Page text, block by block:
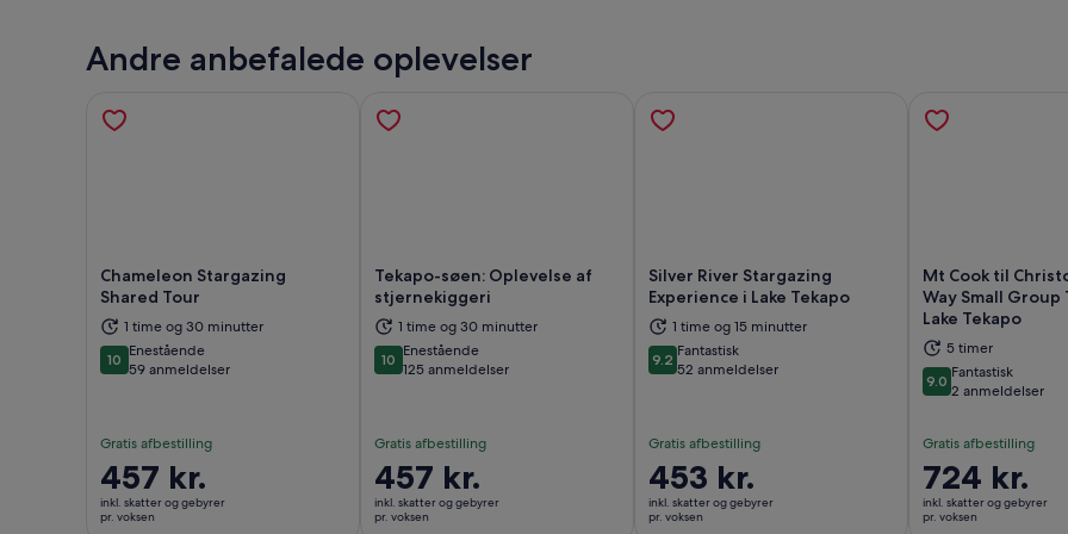
Andre anbefalede oplevelser
Chameleon Stargazing
Shared Tour
1 time og 30 minutter
1010 ud af 10
Enestående
59 anmeldelser
Gratis afbestilling
Prisen
er
457 kr.
457 kr.
inkl. skatter og gebyrer
pr. voksen
Åbner i en ny fane
Tekapo-søen: Oplevelse af
stjernekiggeri
1 time og 30 minutter
1010 ud af 10
Enestående
125 anmeldelser
Gratis afbestilling
Prisen
er
457 kr.
457 kr.
inkl. skatter og gebyrer
pr. voksen
Åbner i en ny fane
Silver River Stargazing
Experience i Lake Tekapo
1 time og 15 minutter
9.29.2 ud af 10
Fantastisk
52 anmeldelser
Gratis afbestilling
Prisen
er
453 kr.
453 kr.
inkl. skatter og gebyrer
pr. voksen
Åbner i en ny fane
Mt Cook til
Way Small Group
Lake Tekapo
5 timer
9.09.0 ud af 10
Fantastisk
2 anmeldelser
Gratis afbestilling
Prisen
er
724 kr.
724 kr.
inkl. skatter og gebyrer
pr. voksen